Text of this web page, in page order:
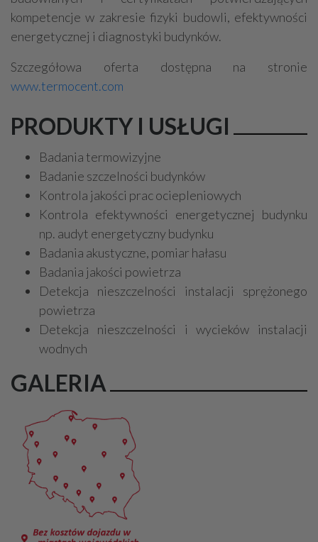
kompetencje w zakresie fizyki budowli, efektywności
energetycznej i diagnostyki budynków.
Szczegółowa oferta dostępna na stronie
www.termocent.com
PRODUKTY I USŁUGI
Badania termowizyjne
Badanie szczelności budynków
Kontrola jakości prac ociepleniowych
Kontrola efektywności energetycznej budynku
np. audyt energetyczny budynku
Badania akustyczne, pomiar hałasu
Badania jakości powietrza
Detekcja nieszczelności instalacji sprężonego
powietrza
Detekcja nieszczelności i wycieków instalacji
wodnych
GALERIA